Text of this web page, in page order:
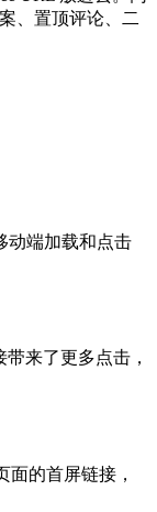
、置顶评论、二
动端加载和点击
来了更多点击，
面的首屏链接，